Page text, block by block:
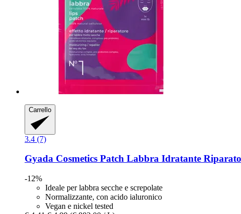
Carrello
3.4 (7)
Gyada Cosmetics Patch Labbra Idratante
-12%
Ideale per labbra secche e screpolate
Normalizzante, con acido ialuronico
Vegan e nickel tested